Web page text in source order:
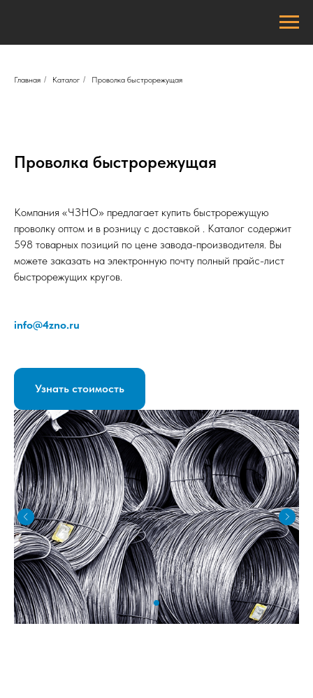
Главная / Каталог / Проволка быстрорежущая
Проволка быстрорежущая
Компания «ЧЗНО» предлагает купить быстрорежущую
проволку оптом и в розницу с доставкой . Каталог содержит
598 товарных позиций по цене завода-производителя. Вы
можете заказать на электронную почту полный прайс-лист
быстрорежущих кругов.
info@4zno.ru
Узнать стоимость